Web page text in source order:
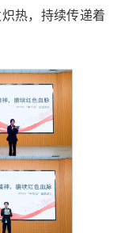
热，持续传递着